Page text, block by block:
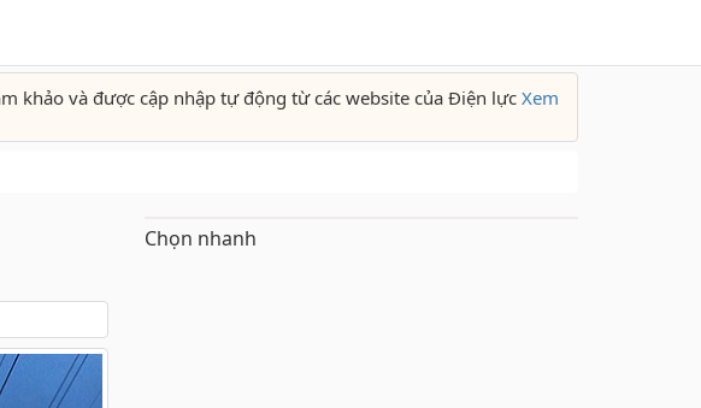
khảo và được cập nhập tự động từ các website của Điện lực Xem
Chọn nhanh